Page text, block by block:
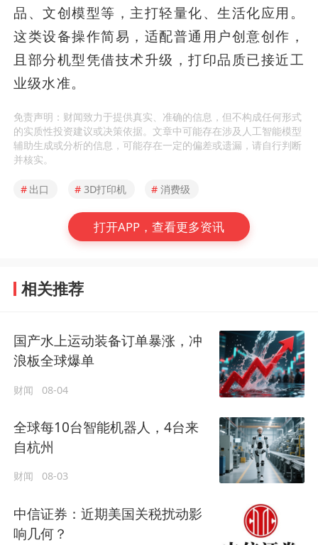
品、文创模型等，主打轻量化、生活化应用。
这类设备操作简易，适配普通用户创意创作，
且部分机型凭借技术升级，打印品质已接近工
业级水准。
免责声明：财闻致力于提供真实、准确的信息，但不构成任何形式
的实质性投资建议或决策依据。文章中可能存在涉及人工智能模型
辅助生成或分析的信息，可能存在一定的偏差或遗漏，请自行判断
并核实。
# 出口 # 3D打印机 # 消费级
打开APP，查看更多资讯
相关推荐
国产水上运动装备订单暴涨，冲
浪板全球爆单
财闻 08-04
全球每10台智能机器人，4台来
自杭州
财闻 08-03
中信证券：近期美国关税扰动影
响几何？